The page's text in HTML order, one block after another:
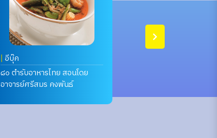
| อีบุ๊ค
๘๐ ตำรับอาหารไทย สอนโดย
อาจารย์ศรีสมร คงพันธุ์